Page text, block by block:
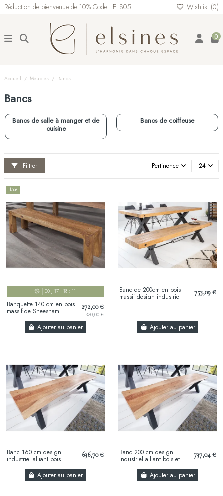
Réduction de bienvenue de 10% Code : ELS05 Wishlist (0)
0
Accueil Meubles Bancs
Bancs
Bancs de salle à manger et de
cuisine
Bancs de coiffeuse
Filtrer Pertinence 24
-15%
00J 17: 18: 10
Banquette 140 cm en bois
massif de Sheesham
banc design bois...
272,00 €
320,00 €
Ajouter au panier
Banc de 200cm en bois
massif design industriel
753,09 €
Ajouter au panier
Banc 160 cm design
industriel alliant bois
636,70 €
Ajouter au panier
Banc 200 cm design
industriel alliant bois et
737,04 €
Ajouter au panier